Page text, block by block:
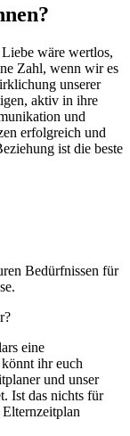
wäre wertlos,
Zahl, wenn wir es
unserer
aktiv in ihre
und
erfolgreich und
ist die beste
Bedürfnissen für
eine
ihr euch
und unser
Ist das nichts für